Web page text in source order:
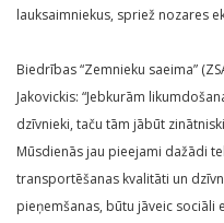
lauksaimniekus, spriež nozares
Biedrības “Zemnieku saeima”
Jakovickis: “Jebkurām
dzīvnieki, taču tām jābūt
Mūsdienās jau pieejami dažādi
transportēšanas kvalitāti un
pieņemšanas, būtu jāveic sociāli